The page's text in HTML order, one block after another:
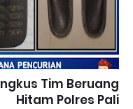
Tim Beruang
Hitam Polres Pali